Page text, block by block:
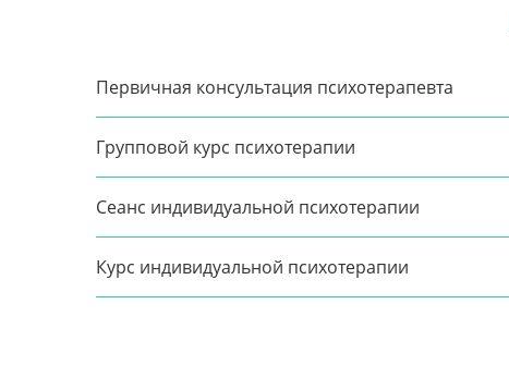
Первичная консультация психотерапевта
Групповой курс психотерапии
Сеанс индивидуальной психотерапии
Курс индивидуальной психотерапии